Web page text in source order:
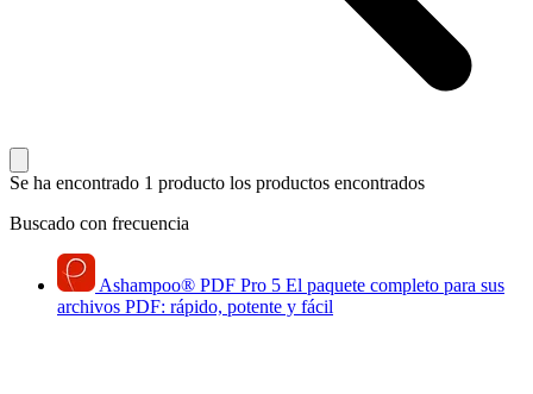
Se ha encontrado 1 producto los productos encontrados
Buscado con frecuencia
Ashampoo® PDF Pro 5 El paquete completo para sus
archivos PDF: rápido, potente y fácil